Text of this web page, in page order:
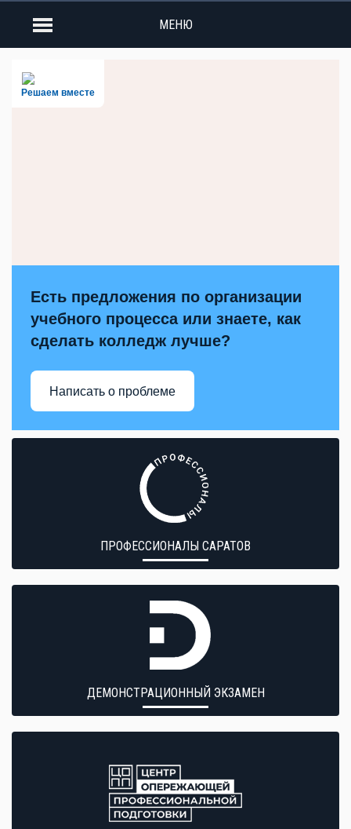
МЕНЮ
Решаем вместе
Есть предложения по организации
учебного процесса или знаете, как
сделать колледж лучше?
Написать о проблеме
ПРОФЕССИОНАЛЫ САРАТОВ
ДЕМОНСТРАЦИОННЫЙ ЭКЗАМЕН